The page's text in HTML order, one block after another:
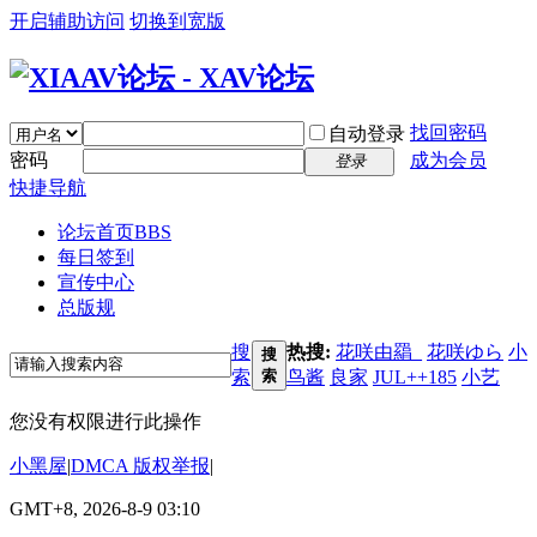
开启辅助访问 切换到宽版
自动登录 找回密码
密码
登录
成为会员
快捷导航
论坛首页BBS
每日签到
宣传中心
总版规
搜
索
搜
索
热搜: 花咲由羂_ 花咲ゆら 小
鸟酱 良家 JUL++185 小艺
您没有权限进行此操作
小黑屋|DMCA 版权举报|
GMT+8, 2026-8-9 03:10